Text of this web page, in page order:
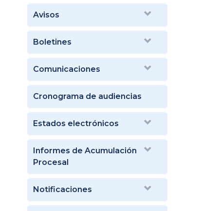
Avisos
Boletines
Comunicaciones
Cronograma de audiencias
Estados electrónicos
Informes de Acumulación
Procesal
Notificaciones